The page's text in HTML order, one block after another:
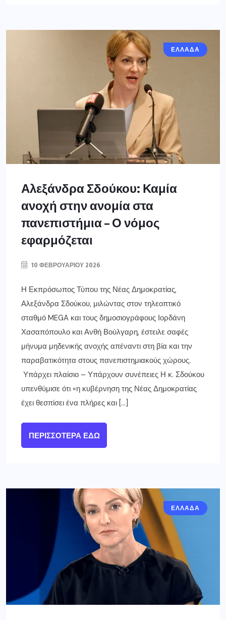
ΕΛΛΑΔΑ
Αλεξάνδρα Σδούκου: Καμία
ανοχή στην ανομία στα
πανεπιστήμια – Ο νόμος
εφαρμόζεται
10 ΦΕΒΡΟΥΑΡΊΟΥ 2026
Η Εκπρόσωπος Τύπου της Νέας Δημοκρατίας,
Αλεξάνδρα Σδούκου, μιλώντας στον τηλεοπτικό
σταθμό MEGA και τους δημοσιογράφους Ιορδάνη
Χασαπόπουλο και Ανθή Βούλγαρη, έστειλε σαφές
μήνυμα μηδενικής ανοχής απέναντι στη βία και την
παραβατικότητα στους πανεπιστημιακούς χώρους.
Υπάρχει πλαίσιο – Υπάρχουν συνέπειες Η κ. Σδούκου
υπενθύμισε ότι «η κυβέρνηση της Νέας Δημοκρατίας
έχει θεσπίσει ένα πλήρες και […]
ΠΕΡΙΣΣΌΤΕΡΑ ΕΔΏ
ΕΛΛΑΔΑ